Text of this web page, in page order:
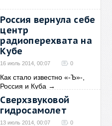
Россия вернула себе
центр
радиоперехвата на
Кубе
16 июль 2014, 00:07 0
Как стало известно «-Ъ»-,
Россия и Куба →
Сверхзвуковой
гидросамолет
13 июль 2014, 00:07 0